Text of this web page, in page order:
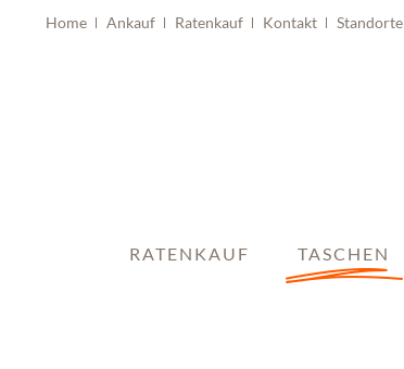
Home Ankauf Ratenkauf Kontakt Standorte
RATENKAUF TASCHEN